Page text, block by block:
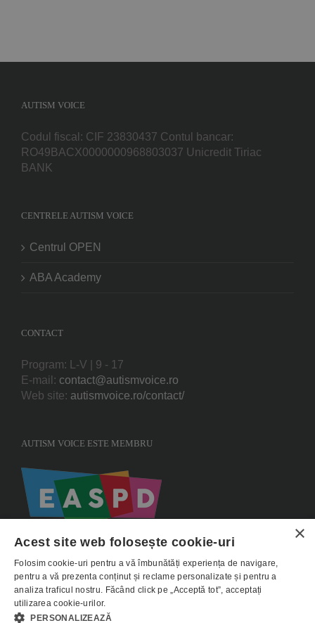
AUTISM VOICE
Codul fiscal: CIF 23830437 Contul bancar:
RO49BACX0000000968803037 Unicredit Tiriac
BANK
CENTRELE AUTISM VOICE
Centrul OPEN
ABA Academy
CONTACT
Program: L-V | 9 - 17
E-mail: contact@autismvoice.ro
Web site: autismvoice.ro/contact/
AUTISM VOICE ESTE MEMBRU
Copyright 2015 AUTISMVOICE |
×
Acest site web folosește cookie-uri
Folosim cookie-uri pentru a vă îmbunătăți experiența de navigare,
pentru a vă prezenta conținut și reclame personalizate și pentru a
analiza traficul nostru. Făcând click pe „Acceptă tot”, acceptați
utilizarea cookie-urilor.
PERSONALIZEAZĂ